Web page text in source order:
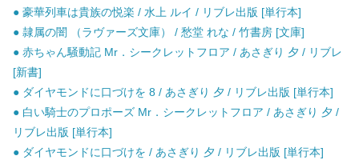
● 豪華列車は貴族の悦楽 / 水上 ルイ / リブレ出版 [単行本]
● 隷属の闇 （ラヴァーズ文庫） / 愁堂 れな / 竹書房 [文庫]
● 赤ちゃん騒動記 Mr．シークレットフロア / あさぎり 夕 / リブレ
[新書]
● ダイヤモンドに口づけを 8 / あさぎり 夕 / リブレ出版 [単行本]
● 白い騎士のプロポーズ Mr．シークレットフロア / あさぎり 夕 /
リブレ出版 [単行本]
● ダイヤモンドに口づけを / あさぎり 夕 / リブレ出版 [単行本]